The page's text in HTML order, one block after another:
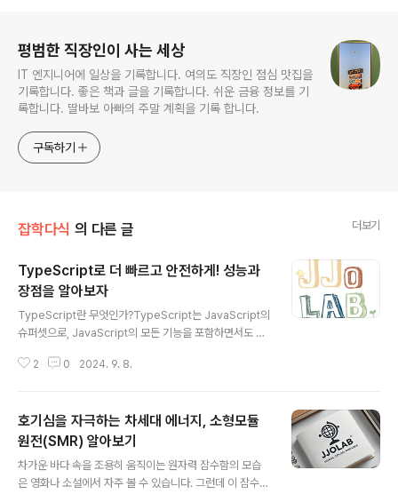
평범한 직장인이 사는 세상
IT 엔지니어에 일상을 기록합니다. 여의도 직장인 점심 맛집을
기록합니다. 좋은 책과 글을 기록합니다. 쉬운 금융 정보를 기
록합니다. 딸바보 아빠의 주말 계획을 기록 합니다.
구독하기
잡학다식 의 다른 글 더보기
TypeScript로 더 빠르고 안전하게! 성능과
장점을 알아보자
TypeScript란 무엇인가?TypeScript는 JavaScript의
슈퍼셋으로, JavaScript의 모든 기능을 포함하면서도 정
Script의 동적 특성으로 인한 문제점을 해결하면서도 기존
서 코드의 가독성과 유지 보수성을 향상시키고, 오류를 사
전에 방지할 수 있는 기능을 제공합니다.TypeScript의
주요 장점정적 타입 검사: 코드 실행 전에 오류를 미리 탐지
하여, 런타임 중 발생할 수 있는 오류를 줄입니다. 이로 인
해 예상치 못한 버그나 충돌을 미리 방지할 수 있습니다.자
2 0 2024. 9. 8.
호기심을 자극하는 차세대 에너지, 소형모듈
원전(SMR) 알아보기
차가운 바다 속을 조용히 움직이는 원자력 잠수함의 모습
은 영화나 소설에서 자주 볼 수 있습니다. 그런데 이 잠수함